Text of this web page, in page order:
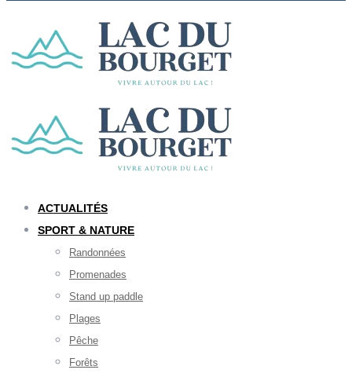
ACTUALITÉS
SPORT & NATURE
Randonnées
Promenades
Stand up paddle
Plages
Pêche
Forêts